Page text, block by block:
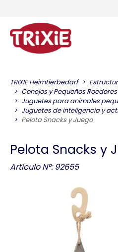
TRIXIE Heimtierbedarf
Conejos y Pequeños Roedores
Juguetes para animales
Juguetes de inteligencia y
Pelota Snacks y Juego
Pelota Snacks y
Artículo Nº: 92655